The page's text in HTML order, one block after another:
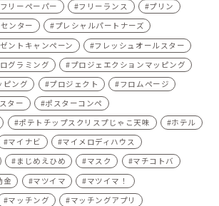
フリーペーパー フリーランス
プリン
ンター
プレシャルパートナーズ
ントキャンペーン
フレッシュオールスター
グラミング
プロジェエクションマッピング
ピング
プロジェクト
フロムページ
ター
ポスターコンペ
ポテトチップスクリスプじゃこ天味
ホテル
マイナビ
マイメロディハウス
まじめえひめ マスク
マチコトバ
金
マツイマ
マツイマ！
マッチング
マッチングアプリ